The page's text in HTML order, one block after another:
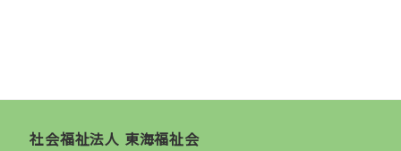
社会福祉法人 東海福祉会